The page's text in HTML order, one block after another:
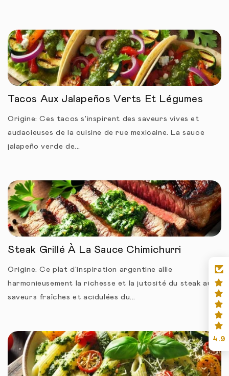
Tacos Aux Jalapeños Verts Et Légumes
Origine: Ces tacos s'inspirent des saveurs vives et
audacieuses de la cuisine de rue mexicaine. La sauce
jalapeño verde de...
Steak Grillé À La Sauce Chimichurri
Origine: Ce plat d'inspiration argentine allie
harmonieusement la richesse et la jutosité du steak aux
saveurs fraîches et acidulées du...
4.9